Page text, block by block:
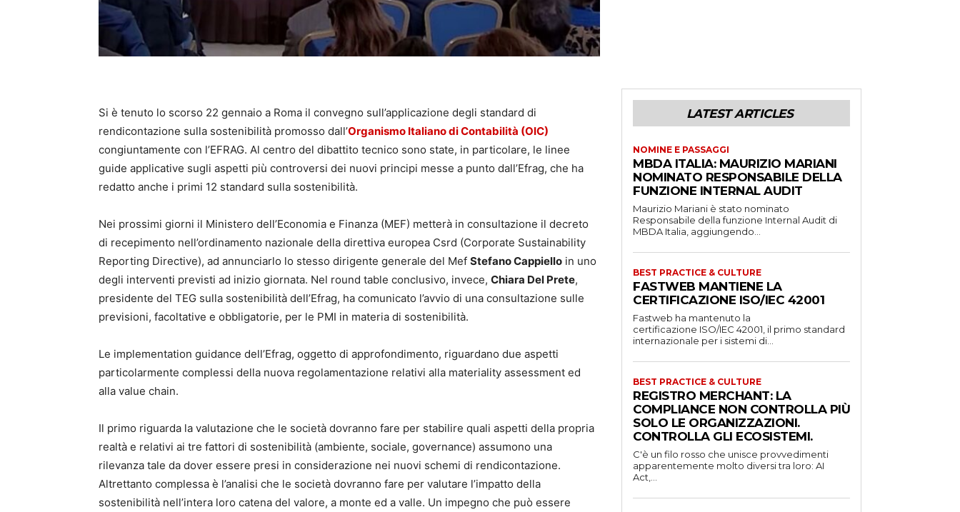
Si è tenuto lo scorso 22 gennaio a Roma il convegno sull’applicazione degli standard di
rendicontazione sulla sostenibilità promosso dall’Organismo Italiano di Contabilità (OIC)
congiuntamente con l’EFRAG. Al centro del dibattito tecnico sono state, in particolare, le linee
guide applicative sugli aspetti più controversi dei nuovi principi messe a punto dall’Efrag, che ha
redatto anche i primi 12 standard sulla sostenibilità.
Nei prossimi giorni il Ministero dell’Economia e Finanza (MEF) metterà in consultazione il decreto
di recepimento nell’ordinamento nazionale della direttiva europea Csrd (Corporate Sustainability
Reporting Directive), ad annunciarlo lo stesso dirigente generale del Mef Stefano Cappiello in uno
degli interventi previsti ad inizio giornata. Nel round table conclusivo, invece, Chiara Del Prete,
presidente del TEG sulla sostenibilità dell’Efrag, ha comunicato l’avvio di una consultazione sulle
previsioni, facoltative e obbligatorie, per le PMI in materia di sostenibilità.
Le implementation guidance dell’Efrag, oggetto di approfondimento, riguardano due aspetti
particolarmente complessi della nuova regolamentazione relativi alla materiality assessment ed
alla value chain.
Il primo riguarda la valutazione che le società dovranno fare per stabilire quali aspetti della propria
realtà e relativi ai tre fattori di sostenibilità (ambiente, sociale, governance) assumono una
rilevanza tale da dover essere presi in considerazione nei nuovi schemi di rendicontazione.
Altrettanto complessa è l’analisi che le società dovranno fare per valutare l’impatto della
sostenibilità nell’intera loro catena del valore, a monte ed a valle. Un impegno che può essere
LATEST ARTICLES
NOMINE E PASSAGGI
MBDA ITALIA: MAURIZIO MARIANI
NOMINATO RESPONSABILE DELLA
FUNZIONE INTERNAL AUDIT
Maurizio Mariani è stato nominato
Responsabile della funzione Internal Audit di
MBDA Italia, aggiungendo...
BEST PRACTICE & CULTURE
FASTWEB MANTIENE LA
CERTIFICAZIONE ISO/IEC 42001
Fastweb ha mantenuto la
certificazione ISO/IEC 42001, il primo standard
internazionale per i sistemi di...
BEST PRACTICE & CULTURE
REGISTRO MERCHANT: LA
COMPLIANCE NON CONTROLLA PIÙ
SOLO LE ORGANIZZAZIONI.
CONTROLLA GLI ECOSISTEMI.
C'è un filo rosso che unisce provvedimenti
apparentemente molto diversi tra loro: AI
Act,...